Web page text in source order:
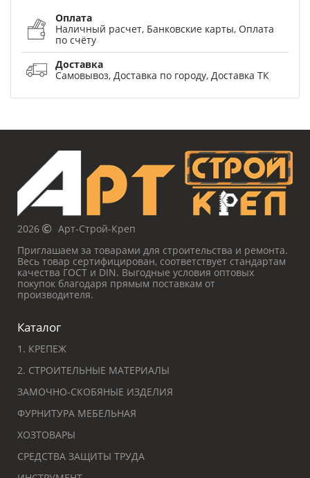
Оплата
Наличный расчет, Банковские карты, Оплата
по счёту
Доставка
Самовывоз, Доставка по городу, Доставка ТК
2026
Арт-Строй-Креп
Приглашаем за товарами для строительства и ремонта.
Весь товар сертифицирован, соответствует стандартам
качества ГОСТ и DIN. Выгодные условия оптовых
покупок благодаря прямым поставкам от
производителя.
Каталог
1. КРЕПЕЖ
2. СТРОИТЕЛЬНЫЕ МАТЕРИАЛЫ
ЗАМОЧНО-СКОБЯНЫЕ ИЗДЕЛИЯ
ФУРНИТУРА МЕБЕЛЬНАЯ
ХОЗТОВАРЫ
СРЕДСТВА ЗАЩИТЫ ТРУДА